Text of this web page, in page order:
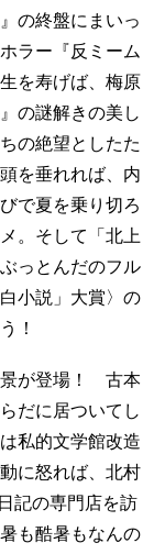
の終盤にまいっ
ラー『反ミーム
を寿げば、梅原
の謎解きの美し
の絶望としたた
を垂れれば、内
で夏を乗り切ろ
。そして「北上
っとんだのフル
小説」大賞〉の
！
景が登場！ 古本
だに居ついてし
私的文学館改造
に怒れば、北村
記の専門店を訪
も酷暑もなんの